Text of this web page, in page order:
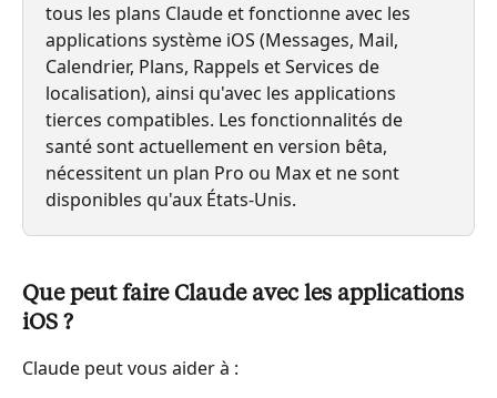
tous les plans Claude et fonctionne avec les
applications système iOS (Messages, Mail,
Calendrier, Plans, Rappels et Services de
localisation), ainsi qu'avec les applications
tierces compatibles. Les fonctionnalités de
santé sont actuellement en version bêta,
nécessitent un plan Pro ou Max et ne sont
disponibles qu'aux États-Unis.
Que peut faire Claude avec les applications
iOS ?
Claude peut vous aider à :